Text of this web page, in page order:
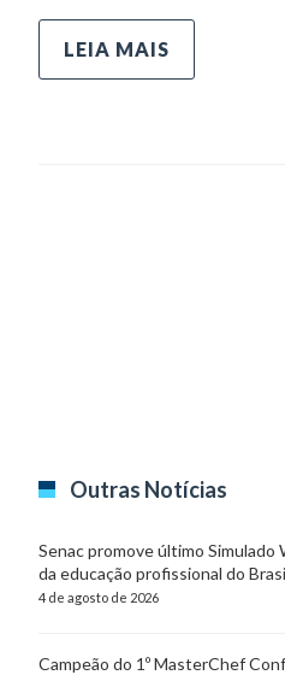
LEIA MAIS
Outras Notícias
Senac promove último
da educação profissional do
4 de agosto de 2026
Campeão do 1º MasterChef